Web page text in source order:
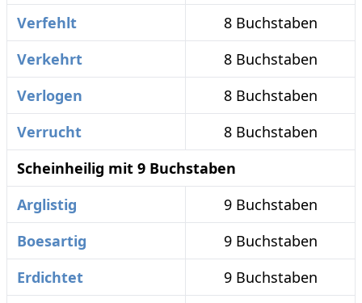
Verfehlt
8 Buchstaben
Verkehrt
8 Buchstaben
Verlogen
8 Buchstaben
Verrucht
8 Buchstaben
Scheinheilig mit 9 Buchstaben
Arglistig
9 Buchstaben
Boesartig
9 Buchstaben
Erdichtet
9 Buchstaben